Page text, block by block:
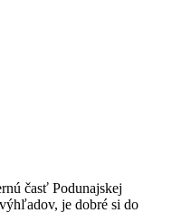
časť Podunajskej
je dobré si do